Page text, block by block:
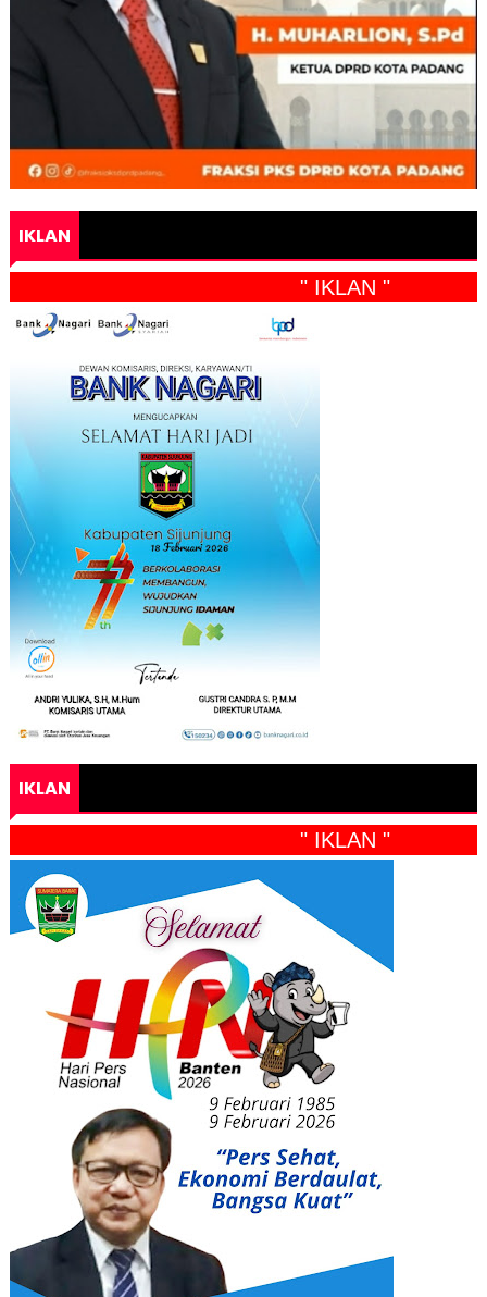
IKLAN
" IKLAN "
IKLAN
" IKLAN "